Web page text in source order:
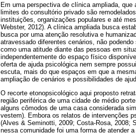
Em uma perspectiva de clínica ampliada,
limites do consultório privado são
instituições, organizações populares e até
Webster, 2012). A clínica ampliada busca
busca por uma atenção resolutiva e
atravessado diferentes cenários, não
como uma atitude diante das pessoas em
independentemente do espaço físico
oferta de ajuda psicológica nem sempre
escuta, mais do que espaços em que a
ampliação de cenários e possibilidades de
O recorte etonopsicológico aqui proposto
região periférica de uma cidade de médio
alguns cômodos de uma casa considerada
vestem). Embora os relatos de intervenções
(Alves & Seminotti, 2009; Costa-Rosa, 2008;
nessa comunidade foi uma forma de atender